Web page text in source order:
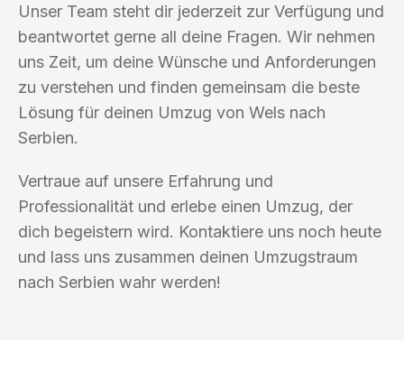
Unser Team steht dir jederzeit zur Verfügung und
beantwortet gerne all deine Fragen. Wir nehmen
uns Zeit, um deine Wünsche und Anforderungen
zu verstehen und finden gemeinsam die beste
Lösung für deinen Umzug von Wels nach
Serbien.
Vertraue auf unsere Erfahrung und
Professionalität und erlebe einen Umzug, der
dich begeistern wird. Kontaktiere uns noch heute
und lass uns zusammen deinen Umzugstraum
nach Serbien wahr werden!